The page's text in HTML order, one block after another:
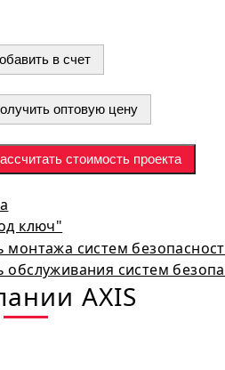
в счет
оптовую цену
стоимость проекта
ключ"
монтажа систем
обслуживания систем
AXIS